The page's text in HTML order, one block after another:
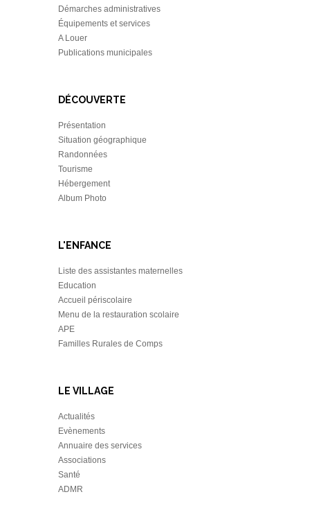
Démarches administratives
Équipements et services
A Louer
Publications municipales
DÉCOUVERTE
Présentation
Situation géographique
Randonnées
Tourisme
Hébergement
Album Photo
L'ENFANCE
Liste des assistantes maternelles
Education
Accueil périscolaire
Menu de la restauration scolaire
APE
Familles Rurales de Comps
LE VILLAGE
Actualités
Evènements
Annuaire des services
Associations
Santé
ADMR